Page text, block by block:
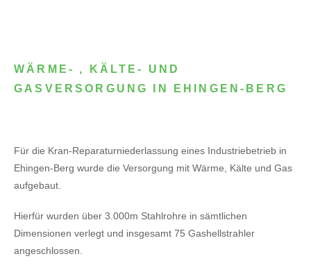
WÄRME- , KÄLTE- UND
GASVERSORGUNG IN EHINGEN-BERG
Für die Kran-Reparaturniederlassung eines Industriebetrieb in
Ehingen-Berg wurde die Versorgung mit Wärme, Kälte und Gas
aufgebaut.
Hierfür wurden über 3.000m Stahlrohre in sämtlichen
Dimensionen verlegt und insgesamt 75 Gashellstrahler
angeschlossen.